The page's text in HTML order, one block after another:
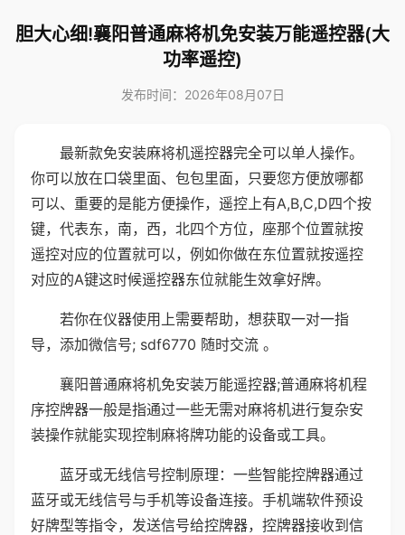
胆大心细!襄阳普通麻将机免安装万能遥控器(大
功率遥控)
发布时间：2026年08月07日
最新款免安装麻将机遥控器完全可以单人操作。
你可以放在口袋里面、包包里面，只要您方便放哪都
可以、重要的是能方便操作，遥控上有A,B,C,D四个按
键，代表东，南，西，北四个方位，座那个位置就按
遥控对应的位置就可以，例如你做在东位置就按遥控
对应的A键这时候遥控器东位就能生效拿好牌。
若你在仪器使用上需要帮助，想获取一对一指
导，添加微信号; sdf6770 随时交流 。
襄阳普通麻将机免安装万能遥控器;普通麻将机程
序控牌器一般是指通过一些无需对麻将机进行复杂安
装操作就能实现控制麻将牌功能的设备或工具。
蓝牙或无线信号控制原理：一些智能控牌器通过
蓝牙或无线信号与手机等设备连接。手机端软件预设
好牌型等指令，发送信号给控牌器，控牌器接收到信